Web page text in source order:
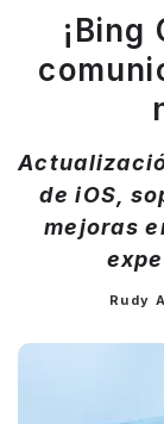
¡Bing
de iOS,
mejoras
Posted
Rudy